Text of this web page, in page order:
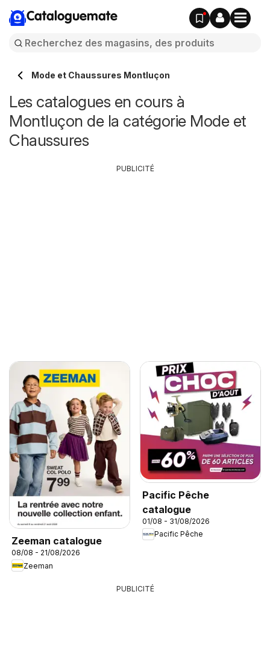
Cataloguemate
Mode et Chaussures Montluçon
Les catalogues en cours à
Montluçon de la catégorie Mode et
Chaussures
Zeeman catalogue
08/08 - 21/08/2026
Zeeman
Pacific Pêche
catalogue
01/08 - 31/08/2026
Pacific Pêche
PUBLICITÉ
PUBLICITÉ